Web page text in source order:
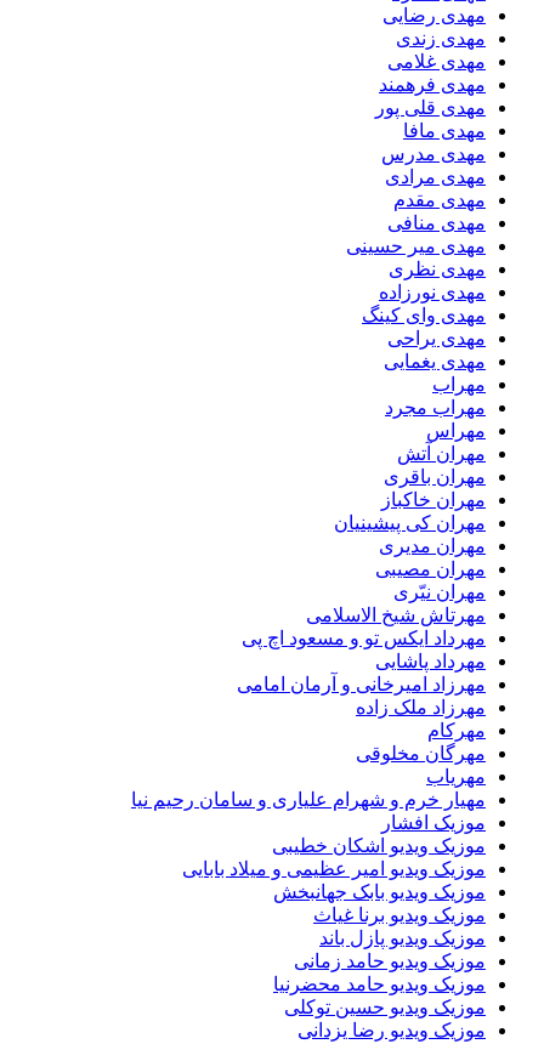
مهدی رضایی
مهدی زندی
مهدی غلامی
مهدی فرهمند
مهدی قلی پور
مهدی مافا
مهدی مدرس
مهدی مرادی
مهدی مقدم
مهدی منافی
مهدی میر حسینی
مهدی نظری
مهدی نورزاده
مهدی وای کینگ
مهدی یراحی
مهدی یغمایی
مهراب
مهراب مجرد
مهراس
مهران آتش
مهران باقری
مهران خاکباز
مهران کی پیشینیان
مهران مدیری
مهران مصیبی
مهران نیّری
مهرتاش شیخ الاسلامی
مهرداد ایکس تو و مسعود اچ پی
مهرداد پاشایی
مهرزاد امیرخانی و آرمان امامی
مهرزاد ملک زاده
مهرکام
مهرگان مخلوقی
مهریاب
مهیار خرم و شهرام علیاری و سامان رحیم نیا
موزیک افشار
موزیک ویدیو اشکان خطیبی
موزیک ویدیو امیر عظیمی و میلاد بابایی
موزیک ویدیو بابک جهانبخش
موزیک ویدیو برنا غیاث
موزیک ویدیو پازل باند
موزیک ویدیو حامد زمانی
موزیک ویدیو حامد محضرنیا
موزیک ویدیو حسین توکلی
موزیک ویدیو رضا یزدانی